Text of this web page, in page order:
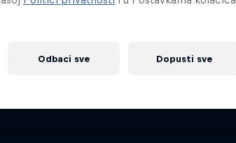
Odbaci sve Dopusti sve